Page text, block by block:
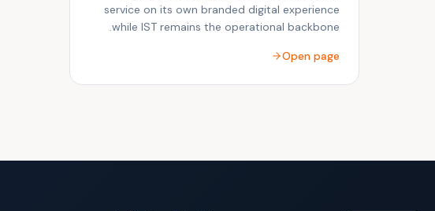
service on its own branded digital experience
while IST remains the operational backbone.
Open page